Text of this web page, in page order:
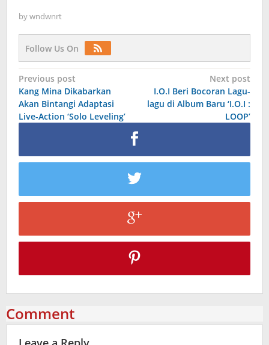
bywndwnrt
Follow Us On
Post
navigation
Previous post
Kang Mina Dikabarkan
Akan Bintangi Adaptasi
Live-Action ‘Solo Leveling’
Next post
I.O.I Beri Bocoran Lagu-
lagu di Album Baru ‘I.O.I :
LOOP’
Comment